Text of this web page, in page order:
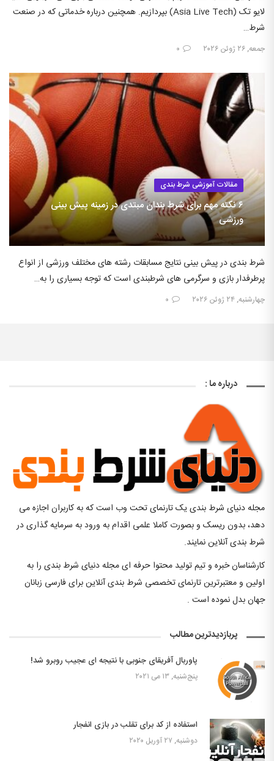
لایو تک (Asia Live Tech) بپردازیم. همچنین درباره خدماتی که در صنعت
شرط…
جمعه, ۲۶ ژوئن ۲۰۲۶ ۰
مقالات آموزشی شرط بندی
۶ نکته مهم برای شرط بندان مبتدی در زمینه پیش بینی
ورزشی
شرط بندی در پیش بینی نتایج مسابقات رشته های مختلف ورزشی از انواع
پرطرفدار بازی و سرگرمی های شرطبندی است که توجه بسیاری را به…
چهارشنبه, ۲۴ ژوئن ۲۰۲۶ ۰
درباره ما :
مجله دنیای شرط بندی یک تارنمای تحت وب است که به کاربران اجازه می
دهد، بدون ریسک و بصورت کاملا علمی اقدام به ورود به سرمایه گذاری در
شرط بندی آنلاین نمایند.
کارشناسان خبره و تیم تولید محتوا حرفه ای مجله دنیای شرط بندی را به
اولین و معتبرترین تارنمای تخصصی شرط بندی آنلاین برای فارسی زبانان
جهان بدل نموده است .
پربازدیدترین مطالب
پاوربال آفریقای جنوبی با نتیجه ای عجیب روبرو شد!
پنج‌شنبه, ۱۳ می ۲۰۲۱
استفاده از کد برای تقلب در بازی انفجار
دوشنبه, ۲۷ آوریل ۲۰۲۰